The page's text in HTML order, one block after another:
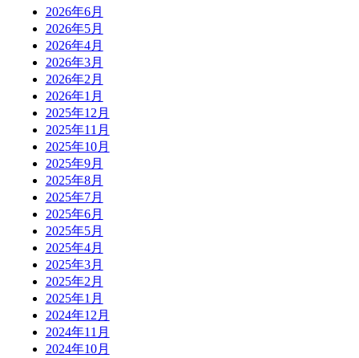
2026年6月
2026年5月
2026年4月
2026年3月
2026年2月
2026年1月
2025年12月
2025年11月
2025年10月
2025年9月
2025年8月
2025年7月
2025年6月
2025年5月
2025年4月
2025年3月
2025年2月
2025年1月
2024年12月
2024年11月
2024年10月